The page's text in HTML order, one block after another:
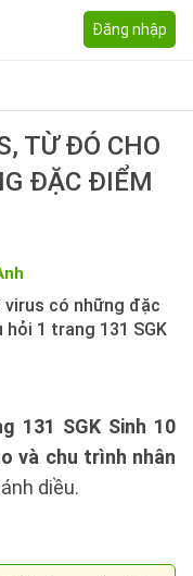
Đăng nhập
TỪ ĐÓ CHO
ĐẶC ĐIỂM
virus có những đặc
1 trang 131 SGK
131 SGK Sinh 10
và chu trình nhân
diều.